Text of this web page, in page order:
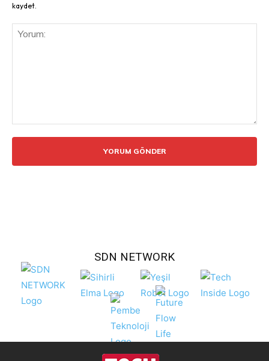
kaydet.
SDN NETWORK